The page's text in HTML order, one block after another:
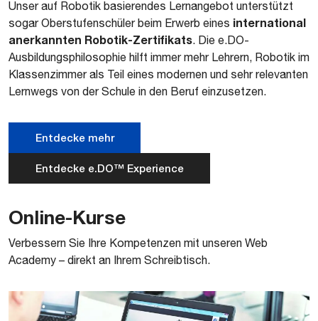
Unser auf Robotik basierendes Lernangebot unterstützt
sogar Oberstufenschüler beim Erwerb eines international
anerkannten Robotik-Zertifikats. Die e.DO-
Ausbildungsphilosophie hilft immer mehr Lehrern, Robotik im
Klassenzimmer als Teil eines modernen und sehr relevanten
Lernwegs von der Schule in den Beruf einzusetzen.
Entdecke mehr
Entdecke e.DO™ Experience
Online-Kurse
Verbessern Sie Ihre Kompetenzen mit unseren Web
Academy – direkt an Ihrem Schreibtisch.